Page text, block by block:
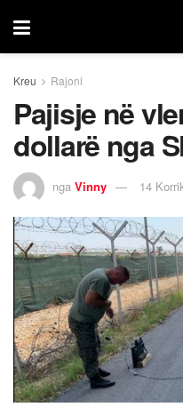
Kreu Rajoni
Pajisje në
dollarë nga
nga Vinny 14